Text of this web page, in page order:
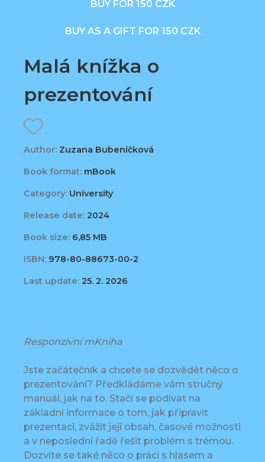
BUY FOR 150 CZK
BUY AS A GIFT FOR 150 CZK
Malá knížka o
prezentování
Author: Zuzana Bubeníčková
Book format: mBook
Category: University
Release date: 2024
Book size: 6,85 MB
ISBN: 978-80-88673-00-2
Last update: 25. 2. 2026
Responzivní mKniha
Jste začátečník a chcete se dozvědět něco o
prezentování? Předkládáme vám stručný
manuál, jak na to. Stačí se podívat na
základní informace o tom, jak připravit
prezentaci, zvážit její obsah, časové možnosti
a v neposlední řadě řešit problém s trémou.
Dozvíte se také něco o práci s hlasem a